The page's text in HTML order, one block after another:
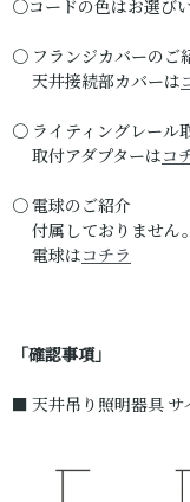
〇コードの色はお選び
〇 フランジカバーのご
天井接続部カバーは
〇 ライティングレール
取付アダプターはコ
〇 電球のご紹介
付属しておりません
電球はコチラ
「確認事項」
■ 天井吊り照明器具 サ